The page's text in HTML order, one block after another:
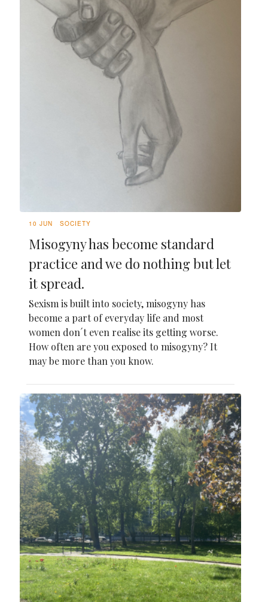
10 JUN SOCIETY
Misogyny has become standard
practice and we do nothing but let
it spread.
Sexism is built into society, misogyny has
become a part of everyday life and most
women don´t even realise its getting worse.
How often are you exposed to misogyny? It
may be more than you know.